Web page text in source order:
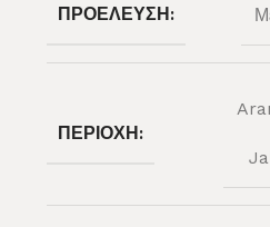
ΠΡΟΈΛΕΥΣΗ:
ΠΕΡΙΟΧΉ: